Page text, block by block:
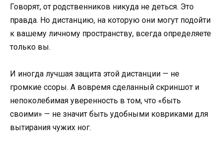
Говорят, от родственников никуда не деться. Это
правда. Но дистанцию, на которую они могут подойти
к вашему личному пространству, всегда определяете
только вы.
И иногда лучшая защита этой дистанции — не
громкие ссоры. А вовремя сделанный скриншот и
непоколебимая уверенность в том, что «быть
своими» — не значит быть удобными ковриками для
вытирания чужих ног.